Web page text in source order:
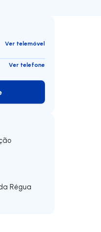
Ver telemóvel
Ver telefone
Agente
Régua